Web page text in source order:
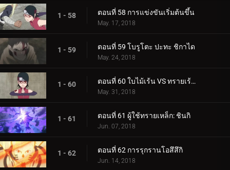
1 - 58 ตอนที่ 58 การแข่งขันเริ่มต้นขึ้น
May. 17, 2018
1 - 59 ตอนที่ 59 โบรูโตะ ปะทะ ชิกาได
May. 24, 2018
1 - 60 ตอนที่ 60 ใบไม้เร้น VS ทรายเร้นลับ
May. 31, 2018
1 - 61 ตอนที่ 61 ผู้ใช้ทรายเหล็ก: ชินกิ
Jun. 07, 2018
1 - 62 ตอนที่ 62 การรุกรานโอสึสึกิ
Jun. 14, 2018